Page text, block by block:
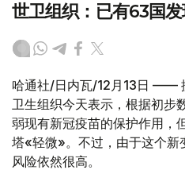
世卫组织：已有63国
哈通社/日内瓦/12月13日 ——
卫生组织今天表示，根据初步
弱现有新冠疫苗的保护作用，
塔«轻微»。不过，由于这个新
风险依然很高。